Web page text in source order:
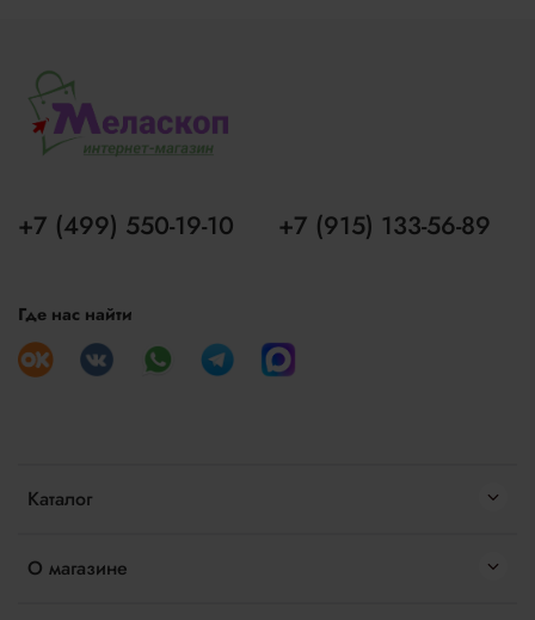
Каталог
О магазине
+7 (499) 550-19-10 +7 (915) 133-56-89
Где нас найти